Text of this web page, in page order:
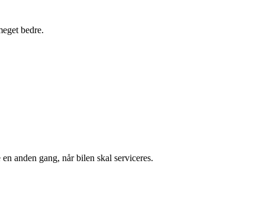
bedre.
anden gang, når bilen skal serviceres.